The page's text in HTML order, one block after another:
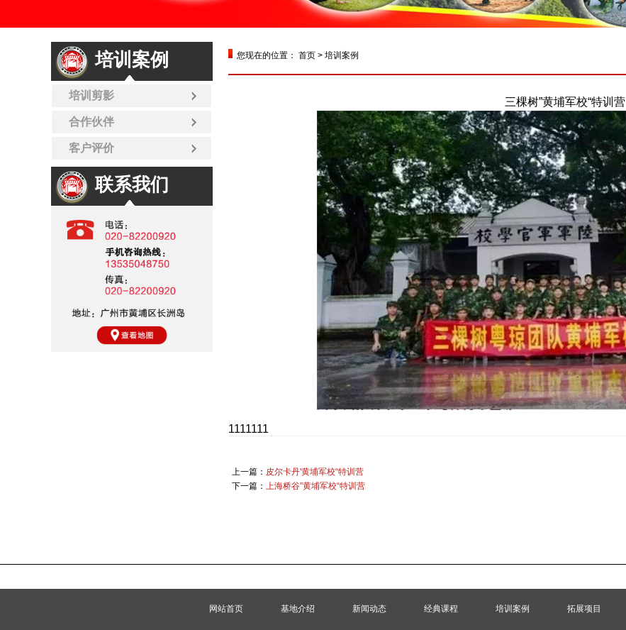
培训案例
培训剪影
合作伙伴
客户评价
联系我们
您现在的位置： 首页 > 培训案例
三棵树”黄埔军校“特训营
1111111
上一篇： 皮尔卡丹'黄埔军校“特训营
下一篇： 上海桥谷”黄埔军校“特训营
网站首页 基地介绍 新闻动态 经典课程 培训案例 拓展项目